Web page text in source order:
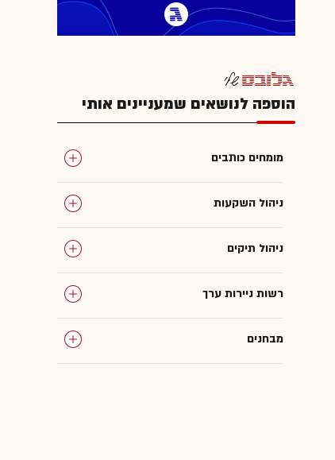
הוספה לנושאים שמעניינים אותי
מומחים כותבים
ניהול השקעות
ניהול תיקים
רשות ניירות ערך
מבחנים